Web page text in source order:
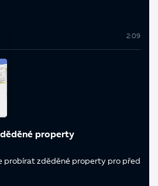
2:09
property
probírat zděděné property pro před